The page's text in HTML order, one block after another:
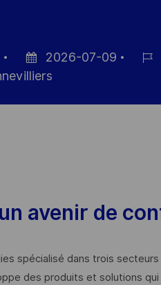
Datum
Veröffentlichung
2026-07-09
avenir de
spécialisé dans trois
des produits et solutions